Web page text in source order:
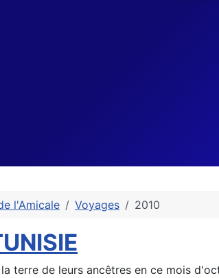
l'Amicale Voyages 2010
terre de leurs ancêtres en ce mois